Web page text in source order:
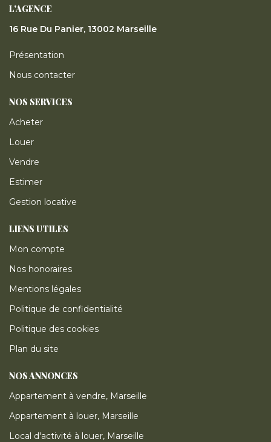
L'AGENCE
16 Rue Du Panier, 13002 Marseille
Présentation
Nous contacter
NOS SERVICES
Acheter
Louer
Vendre
Estimer
Gestion locative
LIENS UTILES
Mon compte
Nos honoraires
Mentions légales
Politique de confidentialité
Politique des cookies
Plan du site
NOS ANNONCES
Appartement à vendre, Marseille
Appartement à louer, Marseille
Local d'activité à louer, Marseille